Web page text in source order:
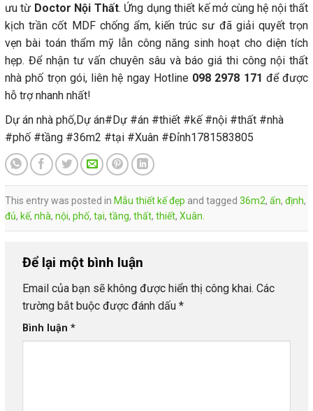
ưu từ Doctor Nội Thất. Ứng dụng thiết kế mở cùng hệ nội thất
kịch trần cốt MDF chống ẩm, kiến trúc sư đã giải quyết trọn
vẹn bài toán thẩm mỹ lẫn công năng sinh hoạt cho diện tích
hẹp. Để nhận tư vấn chuyên sâu và báo giá thi công nội thất
nhà phố trọn gói, liên hệ ngay Hotline 098 2978 171 để được
hỗ trợ nhanh nhất!
Dự án nhà phố,Dự án#Dự #án #thiết #kế #nội #thất #nhà
#phố #tầng #36m2 #tại #Xuân #Đỉnh1781583805
This entry was posted in Mẫu thiết kế đẹp and tagged 36m2, ấn, định,
đủ, kế, nhà, nội, phố, tại, tầng, thất, thiết, Xuân
Để lại một bình luận
Email của bạn sẽ không được hiển thị công khai. Các
trường bắt buộc được đánh dấu *
Bình luận *